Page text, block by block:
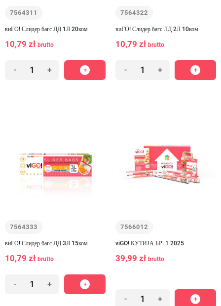
7564311
виГО! Слидер багс ЛД 1Л 20ком
10,79 zł brutto
- +
7564322
виГО! Слидер багс ЛД 2Л 10ком
10,79 zł brutto
- +
7564333
виГО! Слидер багс ЛД 3Л 15ком
10,79 zł brutto
- +
7566012
viGO! КУТИЈА БР. 1 2025
39,99 zł brutto
- +